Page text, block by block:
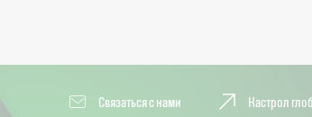
Связаться с нами Кастрол